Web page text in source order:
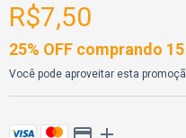
R$7,50
25% OFF comprando
Você pode aproveitar esta